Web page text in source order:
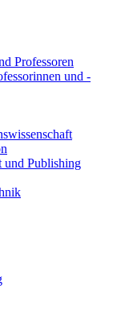
Professoren
und -
und Publishing